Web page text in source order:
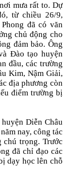
mưa rất to. Dự
từ chiều 26/9,
đã có văn
chủ động cho
đảm bảo. Ông
Đào tạo huyện
đầu, các trường
Kim, Nậm Giải,
địa phương còn
điểm trường bị
Diễn Châu
nay, công tác
chú trọng. Trước
đã chỉ đạo các
dạy học lên chỗ